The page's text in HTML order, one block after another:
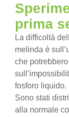
prima
La difficoltà
melinda è
che
fosforo liquido.
Sono stati
alla normale